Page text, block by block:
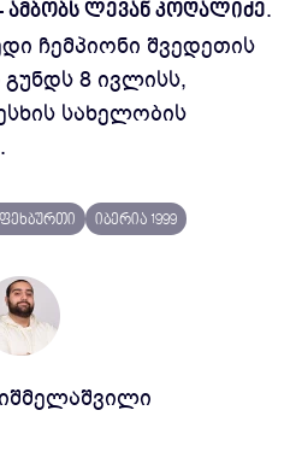
ამბობს ლევან კოღალიძე.
ჩემპიონი შვედეთის
გუნდს 8 ივლისს,
სახელობის
იბერია 1999